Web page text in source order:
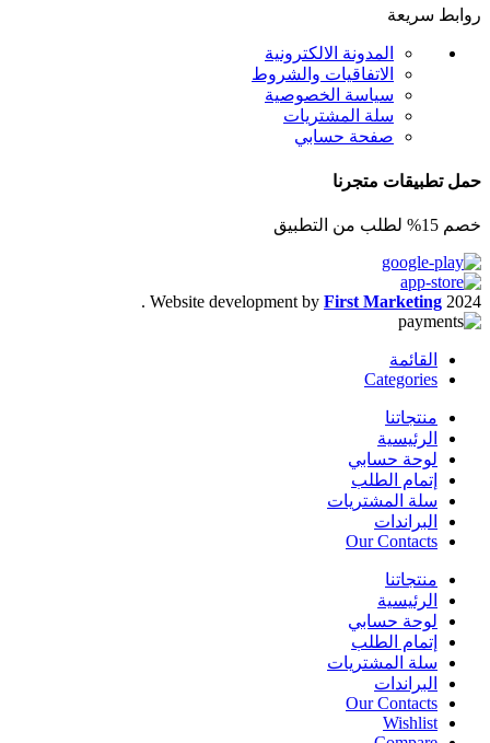
روابط سريعة
المدونة الالكترونية
الاتفاقيات والشروط
سياسة الخصوصية
سلة المشتريات
صفحة حسابي
حمل تطبيقات متجرنا
خصم 15% لطلب من التطبيق
Website development by First Marketing 2024
.
القائمة
Categories
منتجاتنا
الرئيسية
لوحة حسابي
إتمام الطلب
سلة المشتريات
البراندات
Our Contacts
منتجاتنا
الرئيسية
لوحة حسابي
إتمام الطلب
سلة المشتريات
البراندات
Our Contacts
Wishlist